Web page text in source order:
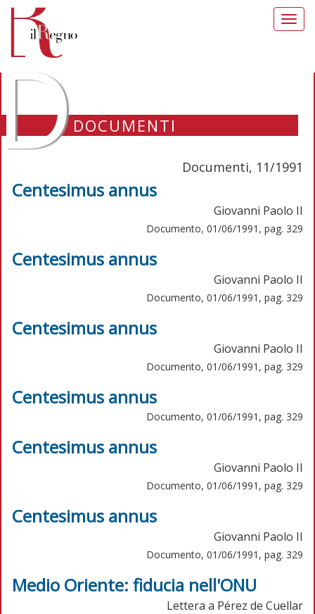
DOCUMENTI
Documenti, 11/1991
Centesimus annus
Giovanni Paolo II
Documento, 01/06/1991, pag. 329
Centesimus annus
Giovanni Paolo II
Documento, 01/06/1991, pag. 329
Centesimus annus
Giovanni Paolo II
Documento, 01/06/1991, pag. 329
Centesimus annus
Documento, 01/06/1991, pag. 329
Centesimus annus
Giovanni Paolo II
Documento, 01/06/1991, pag. 329
Centesimus annus
Giovanni Paolo II
Documento, 01/06/1991, pag. 329
Medio Oriente: fiducia nell'ONU
Lettera a Pérez de Cuellar